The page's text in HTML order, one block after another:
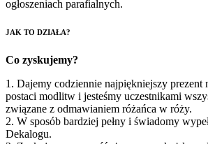
ogłoszeniach parafialnych.
JAK TO DZIAŁA?
Co zyskujemy?
1. Dajemy codziennie najpiękniejszy prezent
postaci modlitw i jesteśmy uczestnikami
związane z odmawianiem różańca w róży.
2. W sposób bardziej pełny i świadomy
Dekalogu.